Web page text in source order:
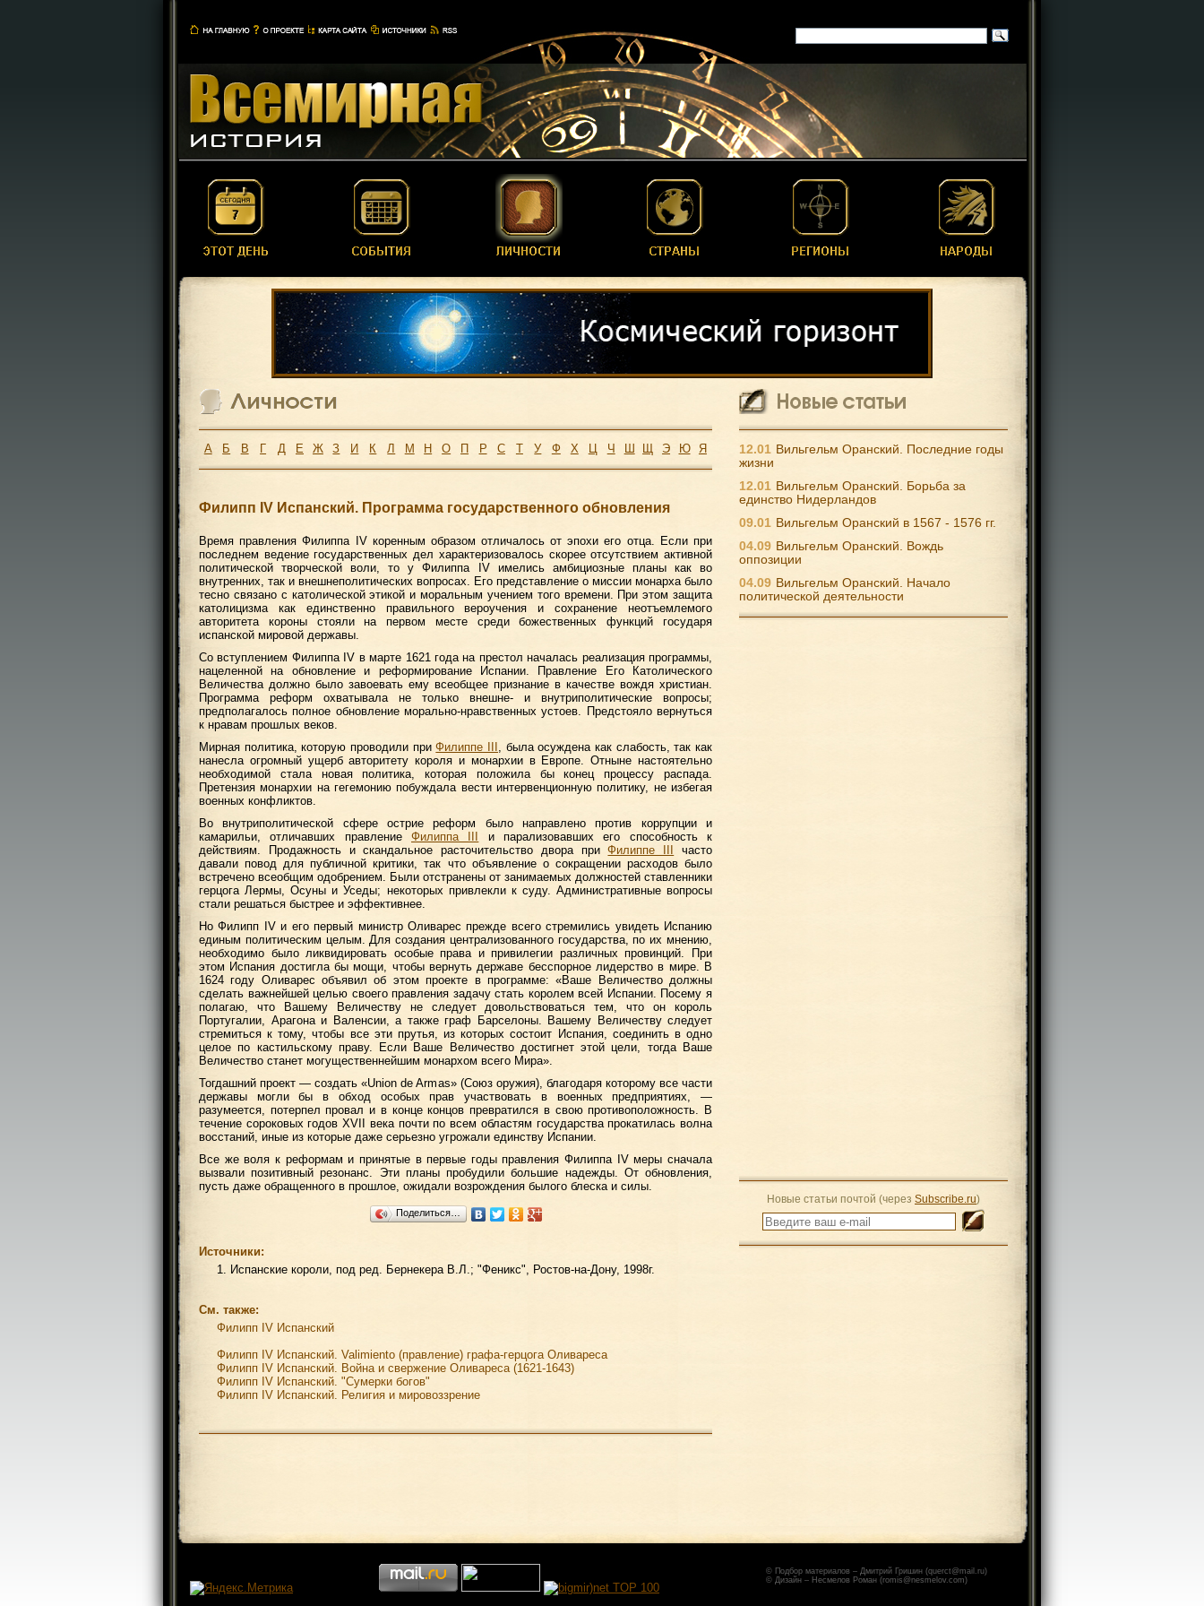
А Б В Г Д Е Ж З И К Л М Н О П Р С Т У Ф Х Ц Ч Ш Щ Э Ю Я
Филипп IV Испанский. Программа государственного обновления
Время правления Филиппа IV коренным образом отличалось от эпохи его отца. Если при
последнем ведение государственных дел характеризовалось скорее отсутствием активной
политической творческой воли, то у Филиппа IV имелись амбициозные планы как во
внутренних, так и внешнеполитических вопросах. Его представление о миссии монарха было
тесно связано с католической этикой и моральным учением того времени. При этом защита
католицизма как единственно правильного вероучения и сохранение неотъемлемого
авторитета короны стояли на первом месте среди божественных функций государя
испанской мировой державы.
Со вступлением Филиппа IV в марте 1621 года на престол началась реализация программы,
нацеленной на обновление и реформирование Испании. Правление Его Католического
Величества должно было завоевать ему всеобщее признание в качестве вождя христиан.
Программа реформ охватывала не только внешне- и внутриполитические вопросы;
предполагалось полное обновление морально-нравственных устоев. Предстояло вернуться
к нравам прошлых веков.
Мирная политика, которую проводили приФилиппе III , была осуждена как слабость, так как
нанесла огромный ущерб авторитету короля и монархии в Европе. Отныне настоятельно
необходимой стала новая политика, которая положила бы конец процессу распада.
Претензия монархии на гегемонию побуждала вести интервенционную политику, не избегая
военных конфликтов.
Во внутриполитической сфере острие реформ было направлено против коррупции и
камарильи, отличавших правление Филиппа III
и парализовавших его способность к
действиям. Продажность и скандальное расточительство двора приФилиппе III
часто
давали повод для публичной критики, так что объявление о сокращении расходов было
встречено всеобщим одобрением. Были отстранены от занимаемых должностей ставленники
герцога Лермы, Осуны и Уседы; некоторых привлекли к суду. Административные вопросы
стали решаться быстрее и эффективнее.
Но Филипп IV и его первый министр Оливарес прежде всего стремились увидеть Испанию
единым политическим целым. Для создания централизованного государства, по их мнению,
необходимо было ликвидировать особые права и привилегии различных провинций. При
этом Испания достигла бы мощи, чтобы вернуть державе бесспорное лидерство в мире. В
1624 году Оливарес объявил об этом проекте в программе: «Ваше Величество должны
сделать важнейшей целью своего правления задачу стать королем всей Испании. Посему я
полагаю, что Вашему Величеству не следует довольствоваться тем, что он король
Португалии, Арагона и Валенсии, а также граф Барселоны. Вашему Величеству следует
стремиться к тому, чтобы все эти прутья, из которых состоит Испания, соединить в одно
целое по кастильскому праву. Если Ваше Величество достигнет этой цели, тогда Ваше
Величество станет могущественнейшим монархом всего Мира».
Тогдашний проект — создать «Union de Armas» (Союз оружия), благодаря которому все части
державы могли бы в обход особых прав участвовать в военных предприятиях, —
разумеется, потерпел провал и в конце концов превратился в свою противоположность. В
течение сороковых годов XVII века почти по всем областям государства прокатилась волна
восстаний, иные из которые даже серьезно угрожали единству Испании.
Все же воля к реформам и принятые в первые годы правления Филиппа IV меры сначала
вызвали позитивный резонанс. Эти планы пробудили большие надежды. От обновления,
пусть даже обращенного в прошлое, ожидали возрождения былого блеска и силы.
Поделиться…
Источники:
1. Испанские короли, под ред. Бернекера В.Л.; "Феникс", Ростов-на-Дону, 1998г.
См. также:
Филипп IV Испанский
Филипп IV Испанский. Valimiento (правление) графа-герцога Оливареса
Филипп IV Испанский. Война и свержение Оливареса (1621-1643)
Филипп IV Испанский. "Сумерки богов"
Филипп IV Испанский. Религия и мировоззрение
12.01 Вильгельм Оранский. Последние годы
жизни
12.01 Вильгельм Оранский. Борьба за
единство Нидерландов
09.01 Вильгельм Оранский в 1567 - 1576 гг.
04.09 Вильгельм Оранский. Вождь
оппозиции
04.09 Вильгельм Оранский. Начало
политической деятельности
Новые статьи почтой (через Subscribe.ru)
© Подбор материалов – Дмитрий Гришин (querct@mail.ru)
© Дизайн – Несмелов Роман (romis@nesmelov.com)